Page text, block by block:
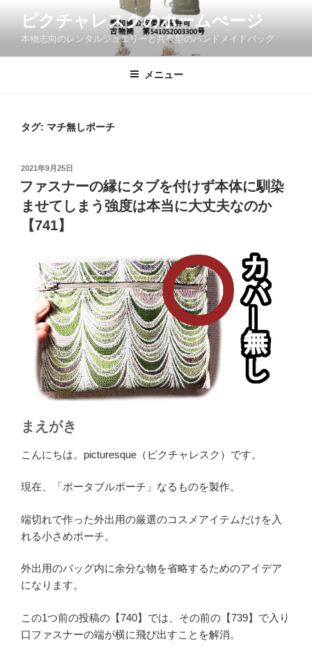
ン
ピクチャレスクのホームぺージ
本物志向のレンタルジュエリーと共有型のハンドメイドバッグ
メニュー
タグ: マチ無しポーチ
投
稿
日:
2021年9月25日
ファスナーの縁にタブを付けず本体に馴染
ませてしまう強度は本当に大丈夫なのか
【741】
まえがき
こんにちは。picturesque（ピクチャレスク）です。
現在、「ポータブルポーチ」なるものを製作。
端切れで作った外出用の厳選のコスメアイテムだけを入
れる小さめポーチ。
外出用のバッグ内に余分な物を省略するためのアイデア
になります。
この1つ前の投稿の【740】では、その前の【739】で入り
口ファスナーの端が横に飛び出すことを解消。